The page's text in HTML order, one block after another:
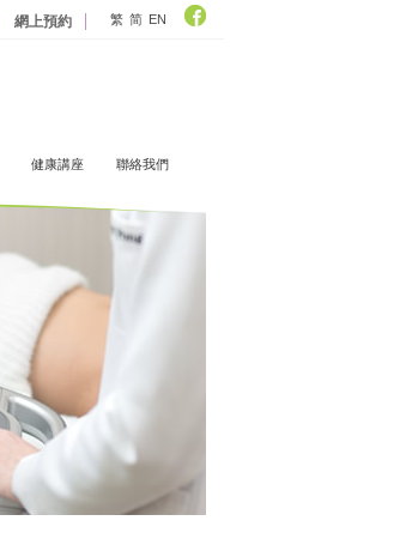
網上預約 繁 简 EN
健康講座 聯絡我們